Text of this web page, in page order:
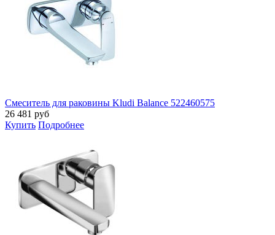
Смеситель для раковины Kludi Balance 522460575
26 481 руб
Купить Подробнее